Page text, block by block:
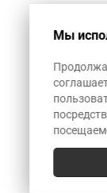
Мы